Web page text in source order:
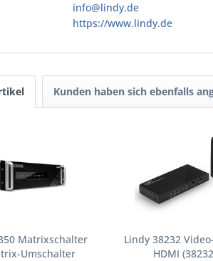
info@lindy.de
https://www.lindy.de
Kunden haben sich ebenfalls
Matrixschalter
Umschalter
Lindy 38232
HDMI